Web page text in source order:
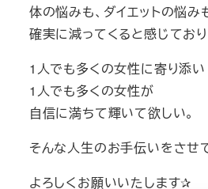
体の悩みも、ダイエットの悩み
確実に減ってくると感じており
1人でも多くの女性に寄り添い
1人でも多くの女性が
自信に満ちて輝いて欲しい。
そんな人生のお手伝いをさせ
よろしくお願いいたします✰